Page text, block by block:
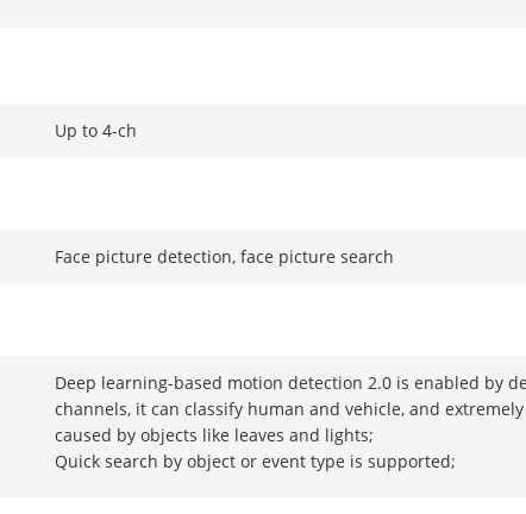
Up to 4-ch
Face picture detection, face picture search
Deep learning-based motion detection 2.0 is enabled by
channels, it can classify human and vehicle, and
caused by objects like leaves and lights;
Quick search by object or event type is supported;